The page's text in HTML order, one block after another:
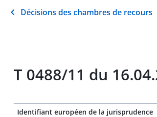
Décisions des chambres de recours
T 0488/11 du
Identifiant européen de la jurisprudence